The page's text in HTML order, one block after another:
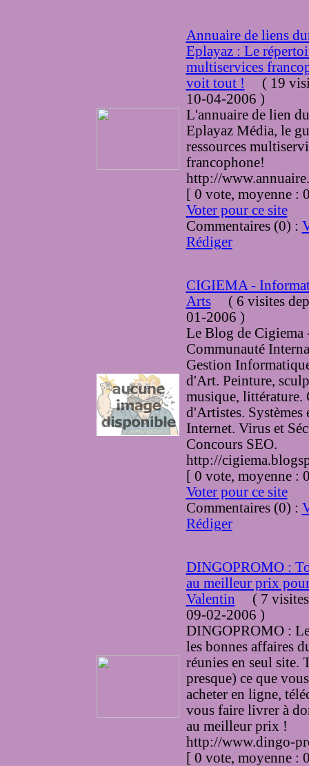
Annuaire de liens
Eplayaz : Le
multiservices
voit tout ! (19
10-04-2006 )
L'annuaire de lien
Eplayaz Média, le
ressources
francophone!
http://
[ 0 vote, moyenne
Voter pour ce site
Commentaires (0) :
Rédiger
CIGIEMA -
Arts(6 visites
01-2006 )
Le Blog de Cigiema
Communauté
Gestion
d'Art. Peinture,
musique, littérature.
d'Artistes. Systèmes
Internet. Virus et
Concours SEO.
http://
[ 0 vote, moyenne
Voter pour ce site
Commentaires (0) :
Rédiger
DINGOPROMO :
au meilleur prix
Valentin (7
09-02-2006 )
DINGOPROMO :
les bonnes affaires
réunies en seul site.
presque) ce que
acheter en ligne,
vous faire livrer à
au meilleur prix !
http://www.dingo-
[ 0 vote, moyenne